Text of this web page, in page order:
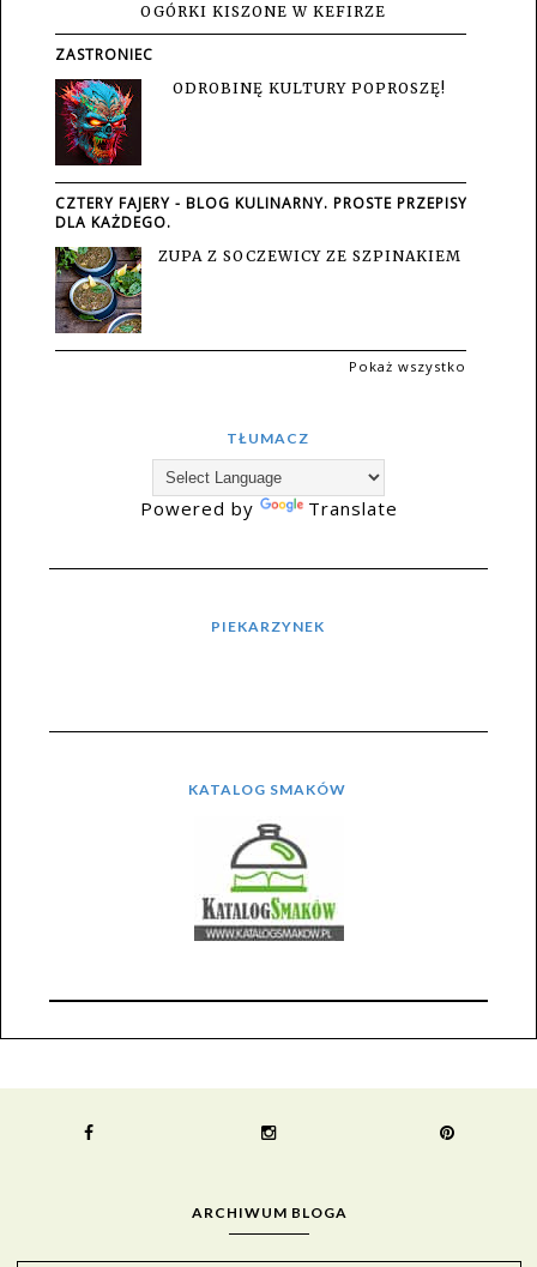
OGÓRKI KISZONE W KEFIRZE
ZASTRONIEC
ODROBINĘ KULTURY POPROSZĘ!
CZTERY FAJERY - BLOG KULINARNY. PROSTE PRZEPISY
DLA KAŻDEGO.
ZUPA Z SOCZEWICY ZE SZPINAKIEM
Pokaż wszystko
TŁUMACZ
Powered by Translate
PIEKARZYNEK
KATALOG SMAKÓW
ARCHIWUM BLOGA